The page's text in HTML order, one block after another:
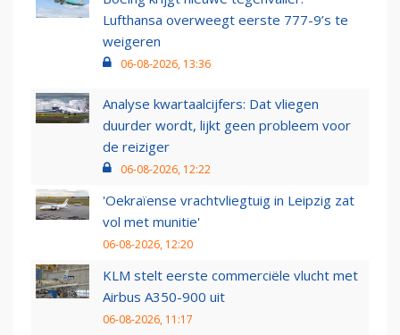
Lufthansa overweegt eerste 777-9’s te
weigeren
06-08-2026, 13:36
Analyse kwartaalcijfers: Dat vliegen
duurder wordt, lijkt geen probleem voor
de reiziger
06-08-2026, 12:22
'Oekraïense vrachtvliegtuig in Leipzig zat
vol met munitie'
06-08-2026, 12:20
KLM stelt eerste commerciële vlucht met
Airbus A350-900 uit
06-08-2026, 11:17